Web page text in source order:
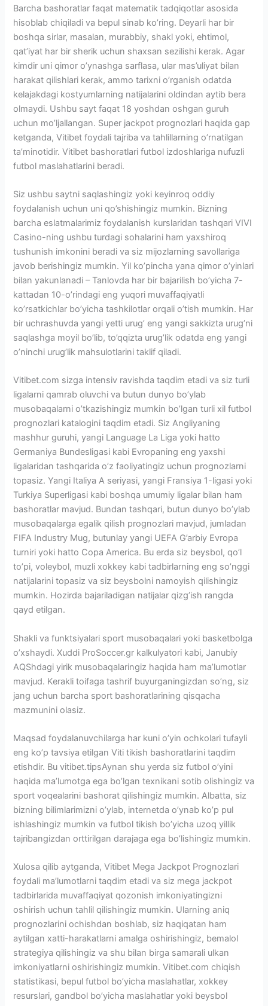
Barcha bashoratlar faqat matematik tadqiqotlar asosida
hisoblab chiqiladi va bepul sinab ko’ring. Deyarli har bir
boshqa sirlar, masalan, murabbiy, shakl yoki, ehtimol,
qat’iyat har bir sherik uchun shaxsan sezilishi kerak. Agar
kimdir uni qimor o’ynashga sarflasa, ular mas’uliyat bilan
harakat qilishlari kerak, ammo tarixni o’rganish odatda
kelajakdagi kostyumlarning natijalarini oldindan aytib bera
olmaydi. Ushbu sayt faqat 18 yoshdan oshgan guruh
uchun mo’ljallangan. Super jackpot prognozlari haqida gap
ketganda, Vitibet foydali tajriba va tahlillarning o’rnatilgan
ta’minotidir. Vitibet bashoratlari futbol izdoshlariga nufuzli
futbol maslahatlarini beradi.
Siz ushbu saytni saqlashingiz yoki keyinroq oddiy
foydalanish uchun uni qo’shishingiz mumkin. Bizning
barcha eslatmalarimiz foydalanish kurslaridan tashqari VIVI
Casino-ning ushbu turdagi sohalarini ham yaxshiroq
tushunish imkonini beradi va siz mijozlarning savollariga
javob berishingiz mumkin. Yil ko’pincha yana qimor o’yinlari
bilan yakunlanadi – Tanlovda har bir bajarilish bo’yicha 7-
kattadan 10-o’rindagi eng yuqori muvaffaqiyatli
ko’rsatkichlar bo’yicha tashkilotlar orqali o’tish mumkin. Har
bir uchrashuvda yangi yetti urug’ eng yangi sakkizta urug’ni
saqlashga moyil bo’lib, to’qqizta urug’lik odatda eng yangi
o’ninchi urug’lik mahsulotlarini taklif qiladi.
Vitibet.com sizga intensiv ravishda taqdim etadi va siz turli
ligalarni qamrab oluvchi va butun dunyo bo’ylab
musobaqalarni o’tkazishingiz mumkin bo’lgan turli xil futbol
prognozlari katalogini taqdim etadi. Siz Angliyaning
mashhur guruhi, yangi Language La Liga yoki hatto
Germaniya Bundesligasi kabi Evropaning eng yaxshi
ligalaridan tashqarida o’z faoliyatingiz uchun prognozlarni
topasiz. Yangi Italiya A seriyasi, yangi Fransiya 1-ligasi yoki
Turkiya Superligasi kabi boshqa umumiy ligalar bilan ham
bashoratlar mavjud. Bundan tashqari, butun dunyo bo’ylab
musobaqalarga egalik qilish prognozlari mavjud, jumladan
FIFA Industry Mug, butunlay yangi UEFA G’arbiy Evropa
turniri yoki hatto Copa America. Bu erda siz beysbol, qo’l
to’pi, voleybol, muzli xokkey kabi tadbirlarning eng so’nggi
natijalarini topasiz va siz beysbolni namoyish qilishingiz
mumkin. Hozirda bajariladigan natijalar qizg’ish rangda
qayd etilgan.
Shakli va funktsiyalari sport musobaqalari yoki basketbolga
o’xshaydi. Xuddi ProSoccer.gr kalkulyatori kabi, Janubiy
AQShdagi yirik musobaqalaringiz haqida ham ma’lumotlar
mavjud. Kerakli toifaga tashrif buyurganingizdan so’ng, siz
jang uchun barcha sport bashoratlarining qisqacha
mazmunini olasiz.
Maqsad foydalanuvchilarga har kuni o’yin ochkolari tufayli
eng ko’p tavsiya etilgan Viti tikish bashoratlarini taqdim
etishdir. Bu vitibet.tipsAynan shu yerda siz futbol o’yini
haqida ma’lumotga ega bo’lgan texnikani sotib olishingiz va
sport voqealarini bashorat qilishingiz mumkin. Albatta, siz
bizning bilimlarimizni o’ylab, internetda o’ynab ko’p pul
ishlashingiz mumkin va futbol tikish bo’yicha uzoq yillik
tajribangizdan orttirilgan darajaga ega bo’lishingiz mumkin.
Xulosa qilib aytganda, Vitibet Mega Jackpot Prognozlari
foydali ma’lumotlarni taqdim etadi va siz mega jackpot
tadbirlarida muvaffaqiyat qozonish imkoniyatingizni
oshirish uchun tahlil qilishingiz mumkin. Ularning aniq
prognozlarini ochishdan boshlab, siz haqiqatan ham
aytilgan xatti-harakatlarni amalga oshirishingiz, bemalol
strategiya qilishingiz va shu bilan birga samarali ulkan
imkoniyatlarni oshirishingiz mumkin. Vitibet.com chiqish
statistikasi, bepul futbol bo’yicha maslahatlar, xokkey
resurslari, gandbol bo’yicha maslahatlar yoki beysbol